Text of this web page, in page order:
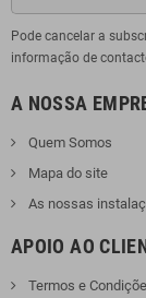
Pode cancelar a
informação de
A NOSSA
Quem Somos
Mapa do site
As nossas
APOIO AO
Termos e